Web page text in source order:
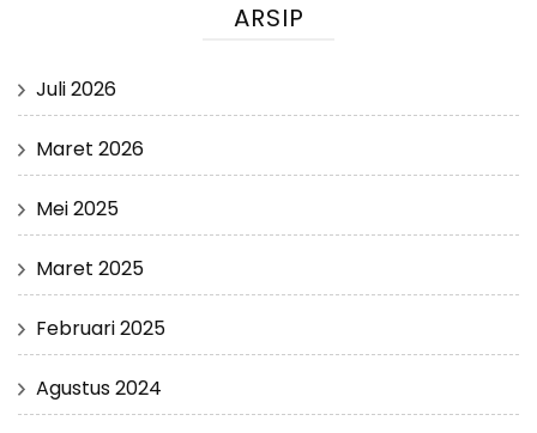
ARSIP
Juli 2026
Maret 2026
Mei 2025
Maret 2025
Februari 2025
Agustus 2024